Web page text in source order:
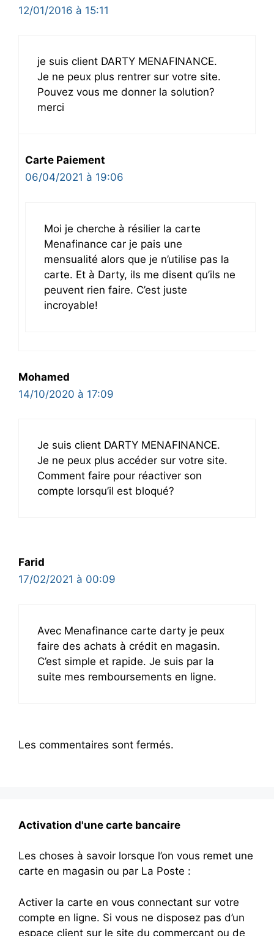
12/01/2016 à 15:11
je suis client DARTY MENAFINANCE.
Je ne peux plus rentrer sur votre site.
Pouvez vous me donner la solution?
merci
Carte Paiement
06/04/2021 à 19:06
Moi je cherche à résilier la carte
Menafinance car je pais une
mensualité alors que je n’utilise pas la
carte. Et à Darty, ils me disent qu’ils ne
peuvent rien faire. C’est juste
incroyable!
Mohamed
14/10/2020 à 17:09
Je suis client DARTY MENAFINANCE.
Je ne peux plus accéder sur votre site.
Comment faire pour réactiver son
compte lorsqu’il est bloqué?
Farid
17/02/2021 à 00:09
Avec Menafinance carte darty je peux
faire des achats à crédit en magasin.
C’est simple et rapide. Je suis par la
suite mes remboursements en ligne.
Les commentaires sont fermés.
Activation d'une carte bancaire
Les choses à savoir lorsque l’on vous remet une
carte en magasin ou par La Poste :
Activer la carte en vous connectant sur votre
compte en ligne. Si vous ne disposez pas d’un
espace client sur le site du commerçant ou de